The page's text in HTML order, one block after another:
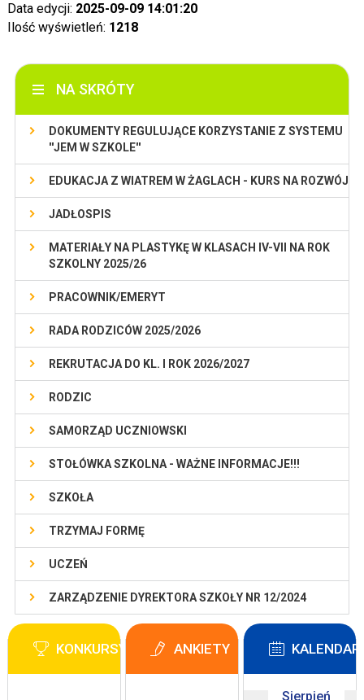
Data edycji: 2025-09-09 14:01:20
Ilość wyświetleń: 1218
NA SKRÓTY
DOKUMENTY REGULUJĄCE KORZYSTANIE Z SYSTEMU
''JEM W SZKOLE''
EDUKACJA Z WIATREM W ŻAGLACH - KURS NA ROZWÓJ
JADŁOSPIS
MATERIAŁY NA PLASTYKĘ W KLASACH IV-VII NA ROK
SZKOLNY 2025/26
PRACOWNIK/EMERYT
RADA RODZICÓW 2025/2026
REKRUTACJA DO KL. I ROK 2026/2027
RODZIC
SAMORZĄD UCZNIOWSKI
STOŁÓWKA SZKOLNA - WAŻNE INFORMACJE!!!
SZKOŁA
TRZYMAJ FORMĘ
UCZEŃ
ZARZĄDZENIE DYREKTORA SZKOŁY NR 12/2024
KONKURSY ANKIETY
Sierpień